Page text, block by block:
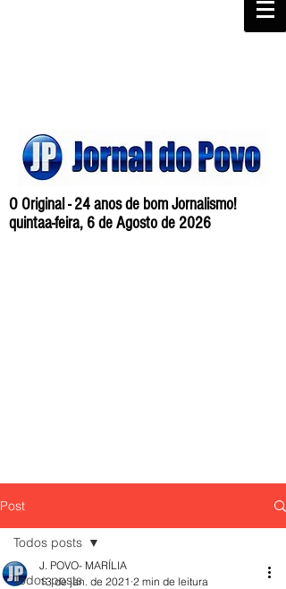
O Original - 24 anos de bom Jornalismo!
quintaa-feira, 6 de Agosto de 2026
Post
Todos posts
Todos posts
J. POVO- MARÍLIA
13 de jan. de 2021 2 min de leitura